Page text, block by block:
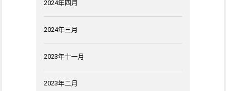
2024年四月
2024年三月
2023年十一月
2023年二月